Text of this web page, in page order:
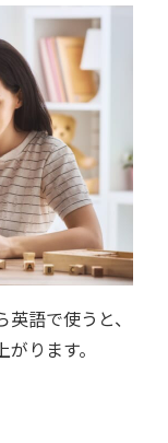
語で使うと、
ります。